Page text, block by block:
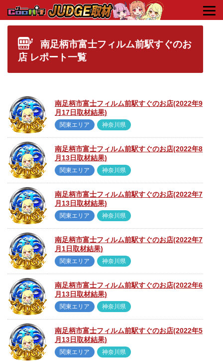
HOME
南足柄市富士フィルム前駅すぐのお
店 レポート一覧
南足柄市富士フィルム前駅すぐのお店(2022年9
月17日取材結果)
関東エリア 神奈川県
南足柄市富士フィルム前駅すぐのお店(2022年8
月13日取材結果)
関東エリア 神奈川県
南足柄市富士フィルム前駅すぐのお店(2022年7
月13日取材結果)
関東エリア 神奈川県
南足柄市富士フィルム前駅すぐのお店(2022年7
月1日取材結果)
関東エリア 神奈川県
南足柄市富士フィルム前駅すぐのお店(2022年6
月13日取材結果)
関東エリア 神奈川県
南足柄市富士フィルム前駅すぐのお店(2022年5
月13日取材結果)
関東エリア 神奈川県